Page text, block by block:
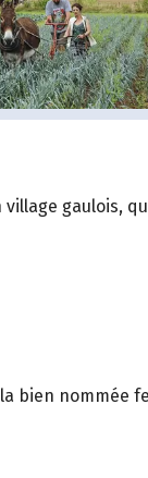
gaulois,
bien nommée